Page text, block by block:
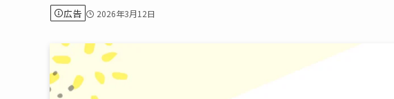
広告 2026年3月12日